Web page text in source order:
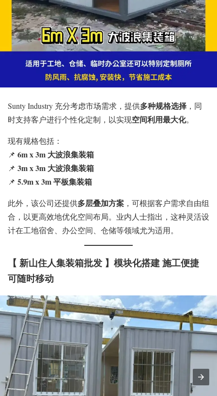
Sunty Industry 充分考虑市场需求，提供多种规格选择 ，同
时支持客户进行个性化定制，以实现空间利用最大化。
现有规格包括：
📌 6m x 3m 大波浪集装箱
📌 3m x 3m 大波浪集装箱
📌 5.9m x 3m 平板集装箱
此外，该公司还提供多层叠加方案 ，可根据客户需求自由组
合，以更高效地优化空间布局。业内人士指出，这种灵活设
计在工地宿舍、办公空间、仓储等领域尤为适用。
【 新山住人集装箱批发 】 模块化搭建 施工便捷
可随时移动